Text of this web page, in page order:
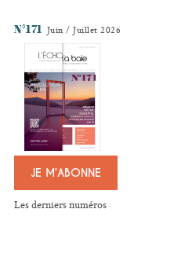
N°171 Juin / Juillet 2026
JE M’ABONNE
Les derniers numéros